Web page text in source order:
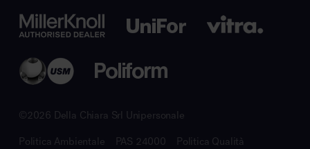
©2026 Della Chiara Srl Unipersonale
Politica Ambientale PAS 24000
Politica Qualità